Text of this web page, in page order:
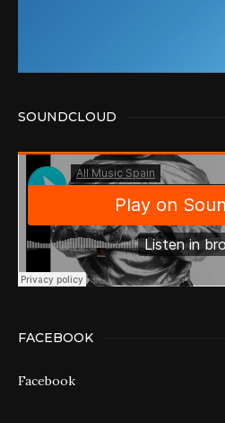
SOUNDCLOUD
FACEBOOK
Facebook